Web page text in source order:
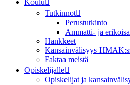
Tutkinnot
Perustutkinto
Ammatti- ja
Hankkeet
Kansainvälisyys
Faktaa meistä
Opiskelijalle
Opiskelijat ja